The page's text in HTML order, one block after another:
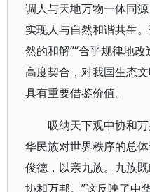
调人与天地万物一体同
实现人与自然和谐共生
然的和解”“合乎规律地
高度契合，对我国生态
具有重要借鉴价值。
吸纳天下观中协和
华民族对世界秩序的总
俊德，以亲九族。九族
协和万邦。”这反映了中